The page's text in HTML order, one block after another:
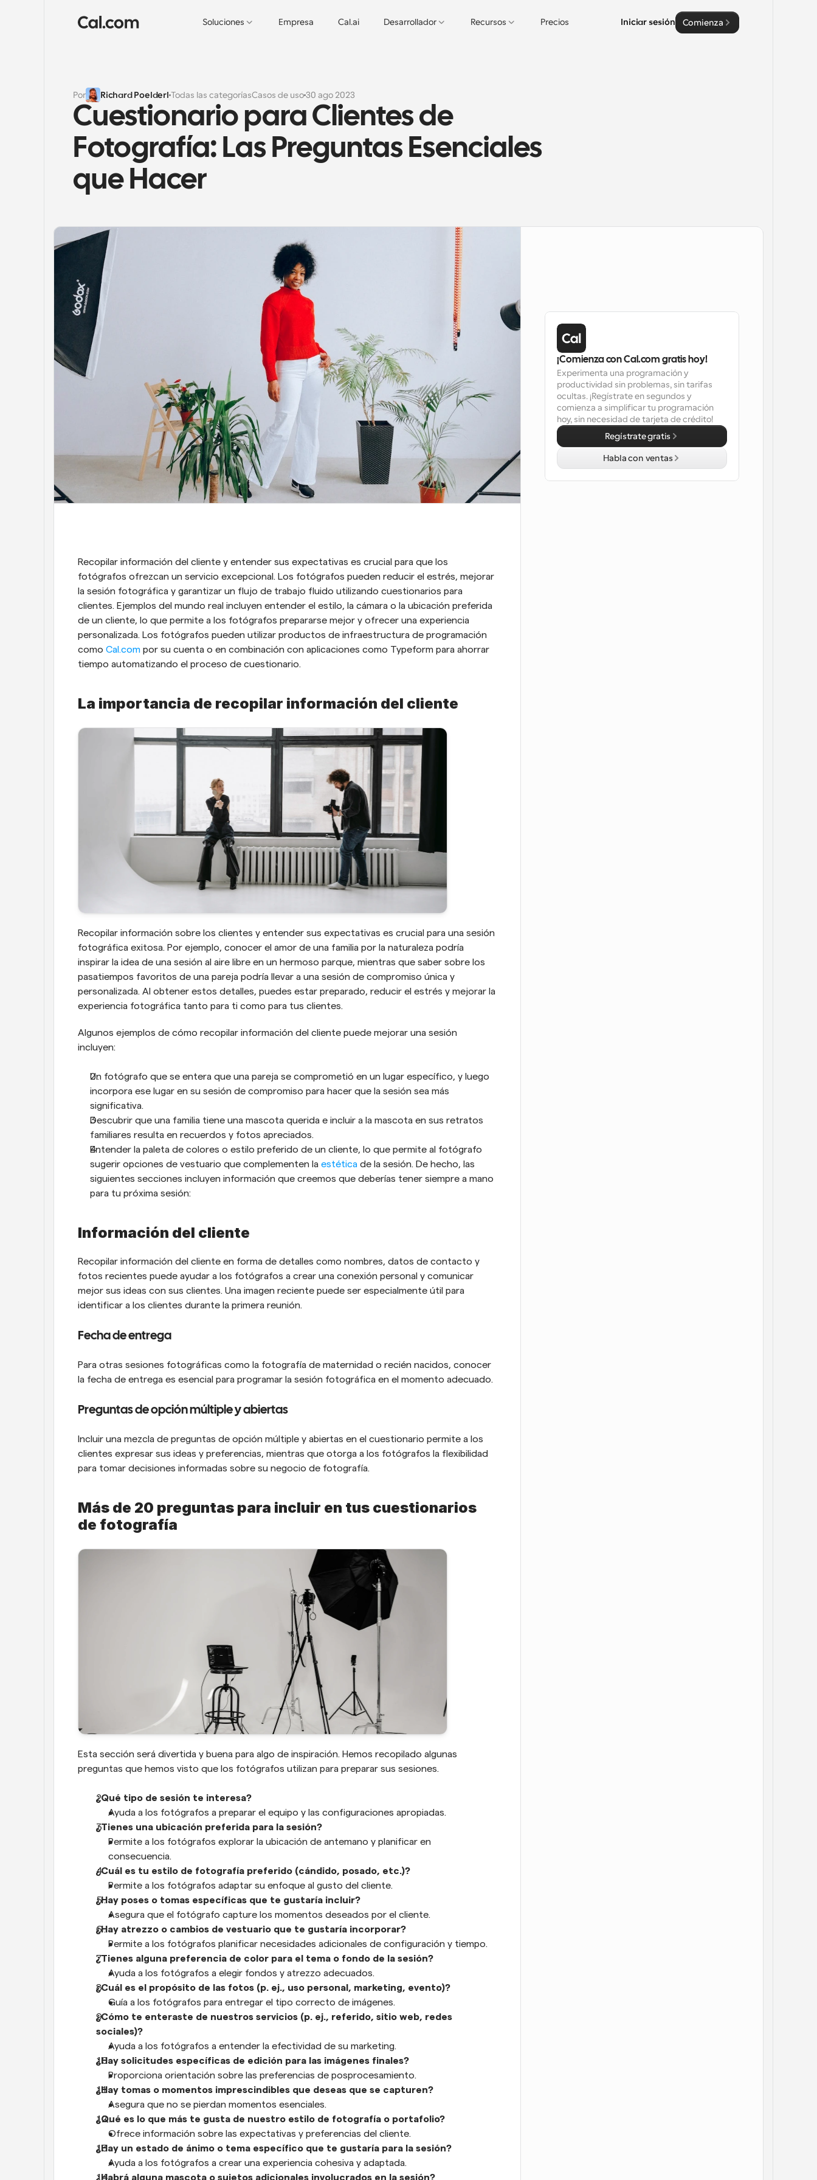
Soluciones Empresa Cal.ai Desarrollador Recursos Precios Iniciar sesión Comienza
Por Richard Poelderl Todas las categoríasCasos de uso30 ago 2023
Cuestionario para Clientes de
Fotografía: Las Preguntas Esenciales
que Hacer
Recopilar información del cliente y entender sus expectativas es crucial para que los
fotógrafos ofrezcan un servicio excepcional. Los fotógrafos pueden reducir el estrés, mejorar
la sesión fotográfica y garantizar un flujo de trabajo fluido utilizando cuestionarios para
clientes. Ejemplos del mundo real incluyen entender el estilo, la cámara o la ubicación preferida
de un cliente, lo que permite a los fotógrafos prepararse mejor y ofrecer una experiencia
personalizada. Los fotógrafos pueden utilizar productos de infraestructura de programación
como Cal.com por su cuenta o en combinación con aplicaciones como Typeform para ahorrar
tiempo automatizando el proceso de cuestionario.
La importancia de recopilar información del cliente
Recopilar información sobre los clientes y entender sus expectativas es crucial para una sesión
fotográfica exitosa. Por ejemplo, conocer el amor de una familia por la naturaleza podría
inspirar la idea de una sesión al aire libre en un hermoso parque, mientras que saber sobre los
pasatiempos favoritos de una pareja podría llevar a una sesión de compromiso única y
personalizada. Al obtener estos detalles, puedes estar preparado, reducir el estrés y mejorar la
experiencia fotográfica tanto para ti como para tus clientes.
Algunos ejemplos de cómo recopilar información del cliente puede mejorar una sesión
incluyen:
Un fotógrafo que se entera que una pareja se comprometió en un lugar específico, y luego
incorpora ese lugar en su sesión de compromiso para hacer que la sesión sea más
significativa.
Descubrir que una familia tiene una mascota querida e incluir a la mascota en sus retratos
familiares resulta en recuerdos y fotos apreciados.
Entender la paleta de colores o estilo preferido de un cliente, lo que permite al fotógrafo
sugerir opciones de vestuario que complementen la estética de la sesión. De hecho, las
siguientes secciones incluyen información que creemos que deberías tener siempre a mano
para tu próxima sesión:
Información del cliente
Recopilar información del cliente en forma de detalles como nombres, datos de contacto y
fotos recientes puede ayudar a los fotógrafos a crear una conexión personal y comunicar
mejor sus ideas con sus clientes. Una imagen reciente puede ser especialmente útil para
identificar a los clientes durante la primera reunión.
Fecha de entrega
Para otras sesiones fotográficas como la fotografía de maternidad o recién nacidos, conocer
la fecha de entrega es esencial para programar la sesión fotográfica en el momento adecuado.
Preguntas de opción múltiple y abiertas
Incluir una mezcla de preguntas de opción múltiple y abiertas en el cuestionario permite a los
clientes expresar sus ideas y preferencias, mientras que otorga a los fotógrafos la flexibilidad
para tomar decisiones informadas sobre su negocio de fotografía.
Más de 20 preguntas para incluir en tus cuestionarios
de fotografía
Esta sección será divertida y buena para algo de inspiración. Hemos recopilado algunas
preguntas que hemos visto que los fotógrafos utilizan para preparar sus sesiones.
¿Qué tipo de sesión te interesa?
Ayuda a los fotógrafos a preparar el equipo y las configuraciones apropiadas.
¿Tienes una ubicación preferida para la sesión?
Permite a los fotógrafos explorar la ubicación de antemano y planificar en
consecuencia.
¿Cuál es tu estilo de fotografía preferido (cándido, posado, etc.)?
Permite a los fotógrafos adaptar su enfoque al gusto del cliente.
¿Hay poses o tomas específicas que te gustaría incluir?
Asegura que el fotógrafo capture los momentos deseados por el cliente.
¿Hay atrezzo o cambios de vestuario que te gustaría incorporar?
Permite a los fotógrafos planificar necesidades adicionales de configuración y tiempo.
¿Tienes alguna preferencia de color para el tema o fondo de la sesión?
Ayuda a los fotógrafos a elegir fondos y atrezzo adecuados.
¿Cuál es el propósito de las fotos (p. ej., uso personal, marketing, evento)?
Guía a los fotógrafos para entregar el tipo correcto de imágenes.
¿Cómo te enteraste de nuestros servicios (p. ej., referido, sitio web, redes
sociales)?
Ayuda a los fotógrafos a entender la efectividad de su marketing.
¿Hay solicitudes específicas de edición para las imágenes finales?
Proporciona orientación sobre las preferencias de posprocesamiento.
¿Hay tomas o momentos imprescindibles que deseas que se capturen?
Asegura que no se pierdan momentos esenciales.
¿Qué es lo que más te gusta de nuestro estilo de fotografía o portafolio?
Ofrece información sobre las expectativas y preferencias del cliente.
¿Hay un estado de ánimo o tema específico que te gustaría para la sesión?
Ayuda a los fotógrafos a crear una experiencia cohesiva y adaptada.
¿Habrá alguna mascota o sujetos adicionales involucrados en la sesión?
¡Comienza con Cal.com gratis hoy!
Experimenta una programación y
productividad sin problemas, sin tarifas
ocultas. ¡Regístrate en segundos y
comienza a simplificar tu programación
hoy, sin necesidad de tarjeta de crédito!
Regístrate gratis
Habla con ventas